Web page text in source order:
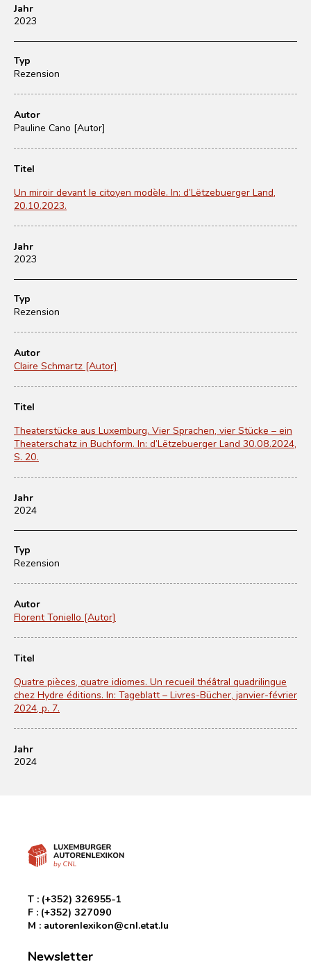
Jahr
2023
Typ
Rezension
Autor
Pauline Cano [Autor]
Titel
Un miroir devant le citoyen modèle. In: d’Lëtzebuerger Land,
20.10.2023.
Jahr
2023
Typ
Rezension
Autor
Claire Schmartz [Autor]
Titel
Theaterstücke aus Luxemburg. Vier Sprachen, vier Stücke – ein
Theaterschatz in Buchform. In: d’Lëtzebuerger Land 30.08.2024,
S. 20.
Jahr
2024
Typ
Rezension
Autor
Florent Toniello [Autor]
Titel
Quatre pièces, quatre idiomes. Un recueil théâtral quadrilingue
chez Hydre éditions. In: Tageblatt – Livres-Bücher, janvier-février
2024, p. 7.
Jahr
2024
T : (+352) 326955-1
F : (+352) 327090
M : autorenlexikon@cnl.etat.lu
Newsletter